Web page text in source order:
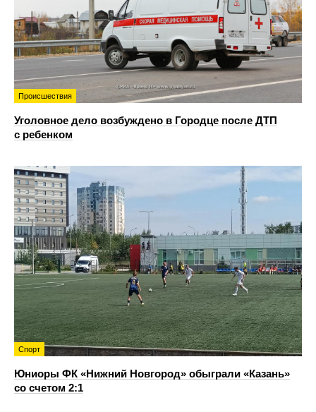
Происшествия
Уголовное дело возбуждено в Городце после ДТП
с ребенком
Спорт
Юниоры ФК «Нижний Новгород» обыграли «Казань»
со счетом 2:1